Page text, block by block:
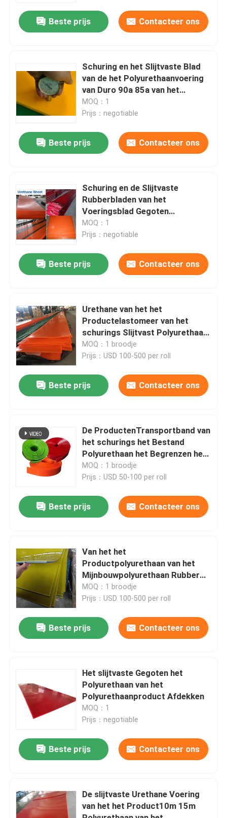
Producten
Videos
Over ons
Kwaliteitscontrole
Contacteer ons
nieuws
Alumina Ceramische Voering
Beste prijs Contacteer ons
Schuring en het Slijtvaste Blad
van de het Polyurethaanvoering
van Duro 90a 85a van het
Polyurethaanproduct
MOQ：1
Prijs：negotiable
Beste prijs Contacteer ons
Schuring en de Slijtvaste
Rubberbladen van het
Voeringsblad Gegoten
Polyurethaan Pu
MOQ：1
Prijs：negotiable
Beste prijs Contacteer ons
Urethane van het het
Productelastomeer van het
schurings Slijtvast Polyurethaan
Bladpu Blad
MOQ：1 broodje
Prijs：USD 100-500 per roll
Beste prijs Contacteer ons
De ProductenTransportband van
het schurings het Bestand
Polyurethaan het Begrenzen het
Verzegelen Urethane Begrenzen
MOQ：1 broodje
Prijs：USD 50-100 per roll
Beste prijs Contacteer ons
Van het het
Productpolyurethaan van het
Mijnbouwpolyurethaan Rubber
de Slijtagevoering
MOQ：1 broodje
Prijs：USD 100-500 per roll
Beste prijs Contacteer ons
Het slijtvaste Gegoten het
Polyurethaan van het
Polyurethaanproduct Afdekken
MOQ：1
Prijs：negotiable
Beste prijs Contacteer ons
De slijtvaste Urethane Voering
van het het Product10m 15m